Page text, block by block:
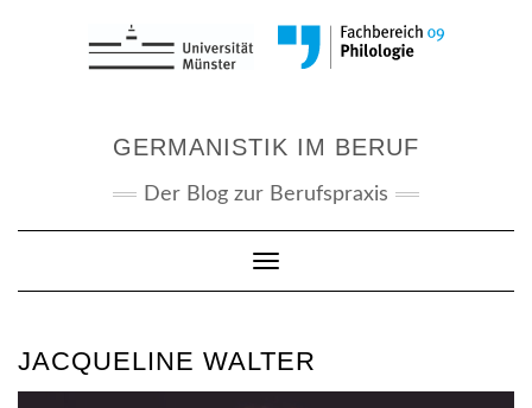
GERMANISTIK IM BERUF
Der Blog zur Berufspraxis
Toggle Navigation
JACQUELINE WALTER